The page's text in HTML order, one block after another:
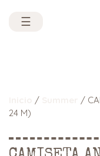
☰
/
/
24 M)